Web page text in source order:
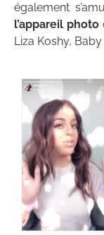
également
l’appareil photo
Liza Koshy,